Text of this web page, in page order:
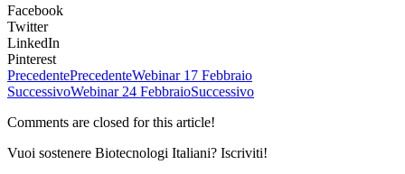
Facebook
Twitter
LinkedIn
Pinterest
PrecedentePrecedenteWebinar 17 Febbraio
SuccessivoWebinar 24 FebbraioSuccessivo
Comments are closed for this article!
Vuoi sostenere Biotecnologi Italiani? Iscriviti!